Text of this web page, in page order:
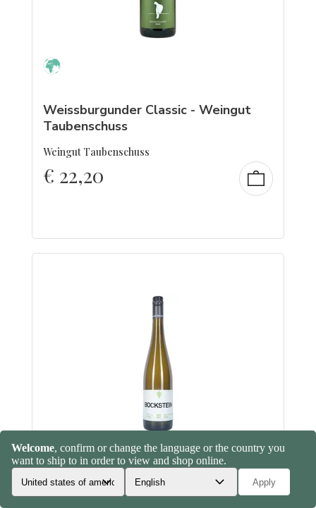
Weissburgunder Classic - Weingut
Taubenschuss
Weingut Taubenschuss
€ 22,20